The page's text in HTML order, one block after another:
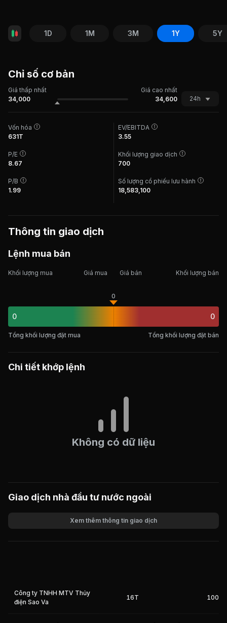
1D 1M 3M 1Y 5Y
Chỉ số cơ bản
Giá thấp nhất
Giá cao nhất
34,000
34,600 24h
Vốn hóa
631T
P/E
8.67
P/B
1.99
EV/EBITDA
3.55
Khối lượng giao dịch
700
Số lượng cổ phiếu lưu hành
18,583,100
Thông tin giao dịch
Lệnh mua bán
Khối lượng mua Giá mua Giá bán Khối lượng bán
0
0
0
Tổng khối lượng đặt mua Tổng khối lượng đặt bán
Chi tiết khớp lệnh
Không có dữ liệu
Giao dịch nhà đầu tư nước ngoài
Xem thêm thông tin giao dịch
Công ty TNHH MTV Thủy
điện Sao Va
16T 100%